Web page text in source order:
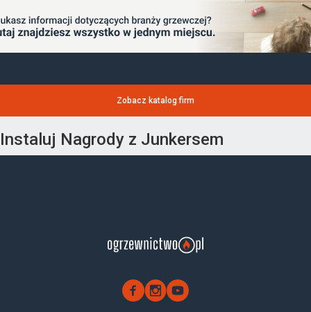
Zobacz katalog firm
Instaluj Nagrody z Junkersem